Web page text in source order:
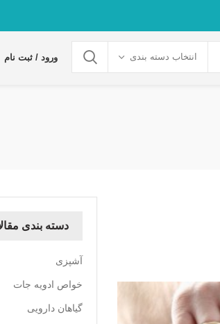
انتخاب دسته بندی ورود / ثبت نام
دسته بندی
آشپزی
خواص ادویه جات
گیاهان دارویی